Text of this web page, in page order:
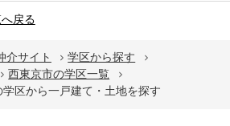
戻る
介サイト
学区から探す
西東京市の学区一覧
区から一戸建て・土地を探す